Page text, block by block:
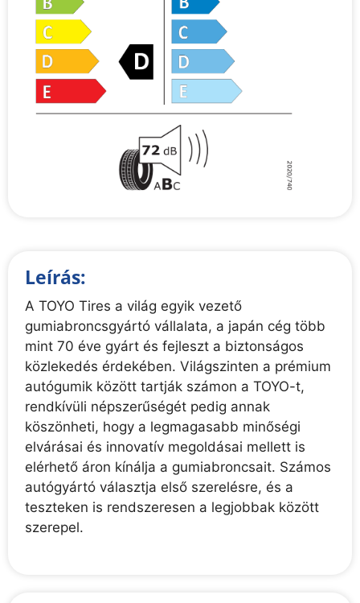
Leírás:
A TOYO Tires a világ egyik vezető
gumiabroncsgyártó vállalata, a japán cég több
mint 70 éve gyárt és fejleszt a biztonságos
közlekedés érdekében. Világszinten a prémium
autógumik között tartják számon a TOYO-t,
rendkívüli népszerűségét pedig annak
köszönheti, hogy a legmagasabb minőségi
elvárásai és innovatív megoldásai mellett is
elérhető áron kínálja a gumiabroncsait. Számos
autógyártó választja első szerelésre, és a
teszteken is rendszeresen a legjobbak között
szerepel.